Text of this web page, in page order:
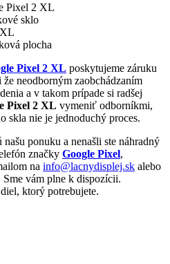
Pixel 2 XL
sklo
plocha
Pixel 2 XL poskytujeme záruku
neodborným zaobchádzaním
a v takom prípade si radšej
Pixel 2 XL vymeniť odborníkmi,
skla nie je jednoduchý proces.
ponuku a nenašli ste náhradný
značky Google Pixel,
na info@lacnydisplej.sk alebo
vám plne k dispozícii.
ktorý potrebujete.